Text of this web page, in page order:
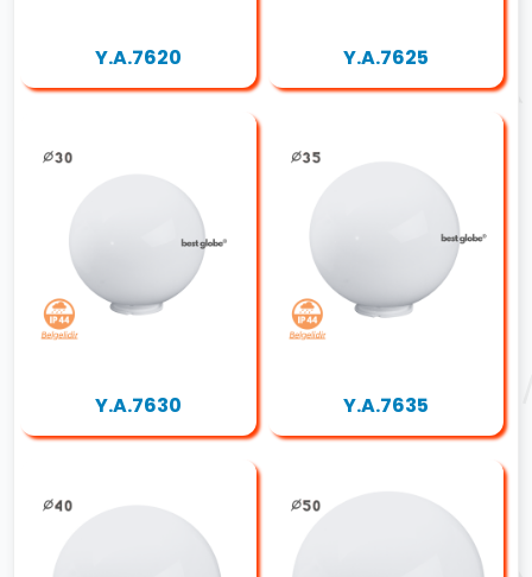
Y.A.7620 Y.A.7625
Y.A.7630 Y.A.7635